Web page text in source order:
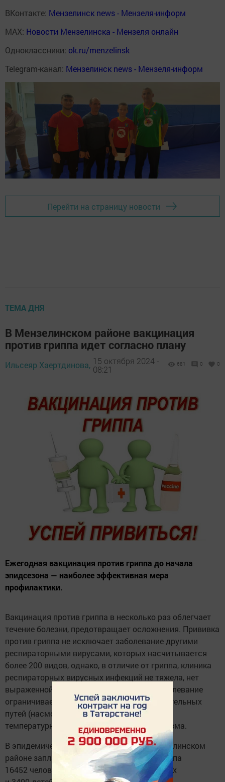
ВКонтакте: Мензелинск news - Мензеля-информ
MAX: Новости Мензелинска - Мензеля онлайн
Одноклассники: ok.ru/menzelinsk
Telegram-канал: Мензелинск news - Мензеля-информ
Перейти на страницу новости
ТЕМА ДНЯ
В Мензелинском районе вакцинация
против гриппа идет согласно плану
Ильсеяр Хаертдинова, 15 октября 2024 -
08:21
681 0 0
Ежегодная вакцинация против гриппа до начала
эпидсезона — наиболее эффективная мера
профилактики.
Вакцинация против гриппа в несколько раз облегчает
течение болезни, предотвращает осложнения. Прививка
против гриппа не исключает заболевание другими
респираторными вирусами, которых насчитывается
более 200 видов, однако, в отличие от гриппа, клиника
респираторных вирусных инфекций не тяжела, нет
выраженной интоксикации организма, заболевание
ограничивается поражением верхних дыхательных
путей (насморк, боли в горле), иногда без
температурной реакции со стороны организма.
В эпидемический сезон 2024-2025г. в Мензелинском
районе запланировано привить против гриппа
16452 человека, в том числе 13052 взрослых